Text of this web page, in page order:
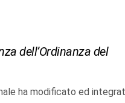
dell’Ordinanza del
ha modificato ed